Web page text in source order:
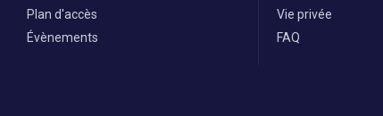
Plan d'accès
Évènements
Vie privée
FAQ